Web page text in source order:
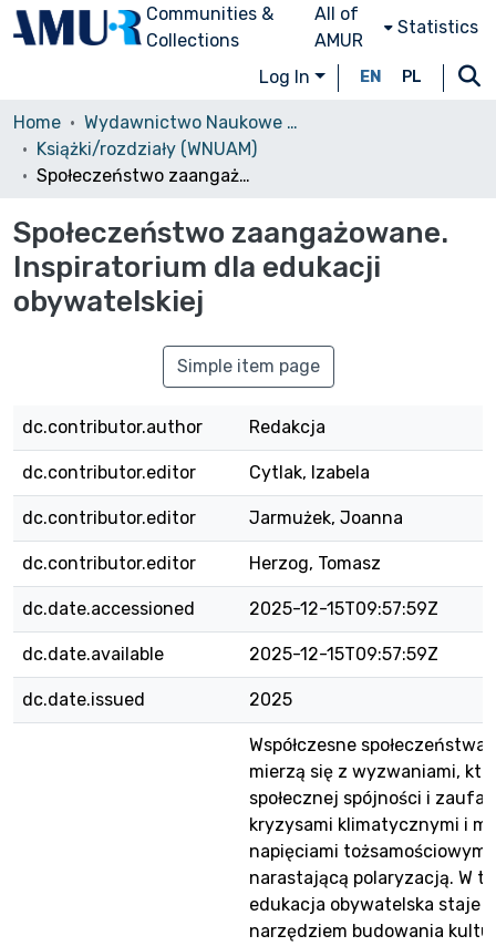
Communities &
Collections
All of
AMUR
Statistics
Log In EN PL
Home
Wydawnictwo Naukowe UAM
Książki/rozdziały (WNUAM)
Społeczeństwo zaangażowane. Inspiratorium dla edukacji obywatelskiej
Społeczeństwo zaangażowane.
Inspiratorium dla edukacji
obywatelskiej
Simple item page
dc.contributor.author Redakcja
dc.contributor.editor Cytlak, Izabela
dc.contributor.editor Jarmużek, Joanna
dc.contributor.editor Herzog, Tomasz
dc.date.accessioned 2025-12-15T09:57:59Z
dc.date.available 2025-12-15T09:57:59Z
dc.date.issued 2025
Współczesne
mierzą się z wyzwaniami,
społecznej spójności i
kryzysami klimatycznymi i
napięciami
narastającą polaryzacją. W
edukacja obywatelska staje
narzędziem budowania